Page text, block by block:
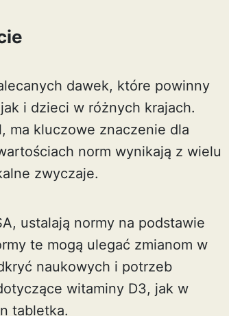
dawek, które powinny
i dzieci w różnych krajach.
ma kluczowe znaczenie dla
norm wynikają z wielu
zwyczaje.
ustalają normy na podstawie
te mogą ulegać zmianom w
naukowych i potrzeb
witaminy D3, jak w
tabletka.